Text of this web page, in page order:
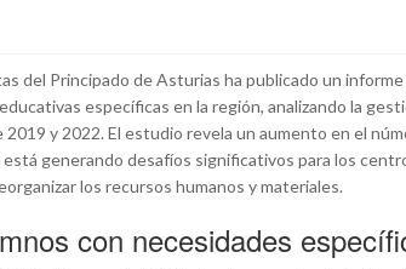
del Principado de Asturias ha publicado un
específicas en la región, analizando la
y 2022. El estudio revela un aumento en el
generando desafíos significativos para los
los recursos humanos y materiales.
con necesidades